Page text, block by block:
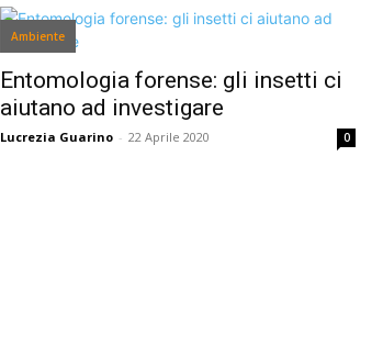
Ambiente
Entomologia forense: gli insetti ci
aiutano ad investigare
Lucrezia Guarino - 22 Aprile 2020 0